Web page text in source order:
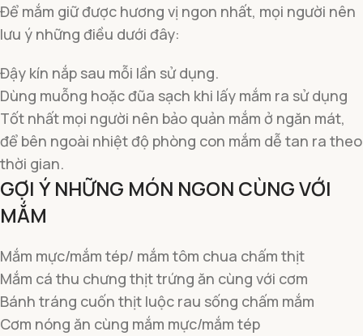
Để mắm giữ được hương vị ngon nhất, mọi người nên
lưu ý những điều dưới đây:
Đậy kín nắp sau mỗi lần sử dụng.
Dùng muỗng hoặc đũa sạch khi lấy mắm ra sử dụng
Tốt nhất mọi người nên bảo quản mắm ở ngăn mát,
để bên ngoài nhiệt độ phòng con mắm dễ tan ra theo
thời gian.
GỢI Ý NHỮNG MÓN NGON CÙNG VỚI
MẮM
Mắm mực/mắm tép/ mắm tôm chua chấm thịt
Mắm cá thu chưng thịt trứng ăn cùng với cơm
Bánh tráng cuốn thịt luộc rau sống chấm mắm
Cơm nóng ăn cùng mắm mực/mắm tép